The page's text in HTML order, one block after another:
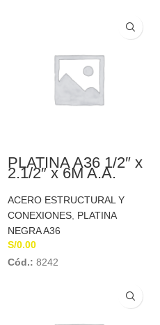
PLATINA A36 1/2″ x
2.1/2″ x 6M A.A.
ACERO ESTRUCTURAL Y
CONEXIONES PLATINA
NEGRA A36
S/0.00
Cód.: 8242